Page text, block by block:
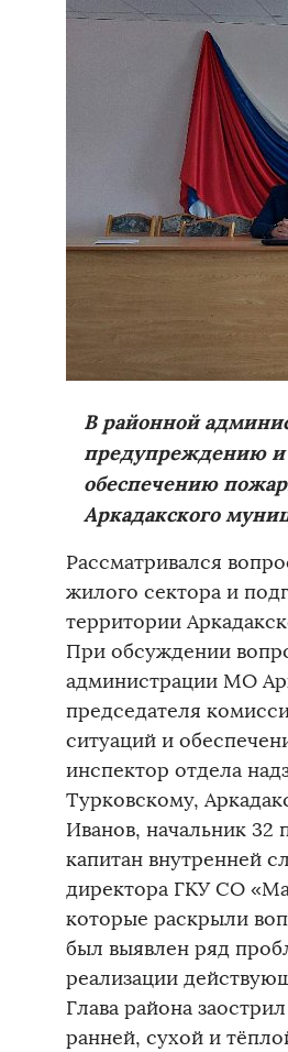
В районной
предупреждению и
обеспечению
Аркадакского
Рассматривался
жилого сектора и
территории
При обсуждении
администрации МО
председателя
ситуаций и
инспектор отдела
Турковскому,
Иванов, начальник 32
капитан внутренней
директора ГКУ СО
которые раскрыли
был выявлен ряд
реализации
Глава района
ранней, сухой и